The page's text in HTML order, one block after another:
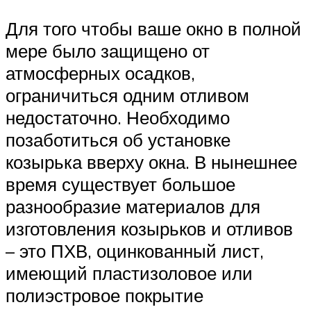
Для того чтобы ваше окно в полной
мере было защищено от
атмосферных осадков,
ограничиться одним отливом
недостаточно. Необходимо
позаботиться об установке
козырька вверху окна. В нынешнее
время существует большое
разнообразие материалов для
изготовления козырьков и отливов
– это ПХВ, оцинкованный лист,
имеющий пластизоловое или
полиэстровое покрытие